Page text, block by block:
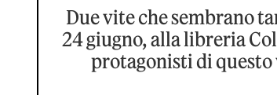
Due vite che sembrano
24 giugno, alla libreria
protagonisti di